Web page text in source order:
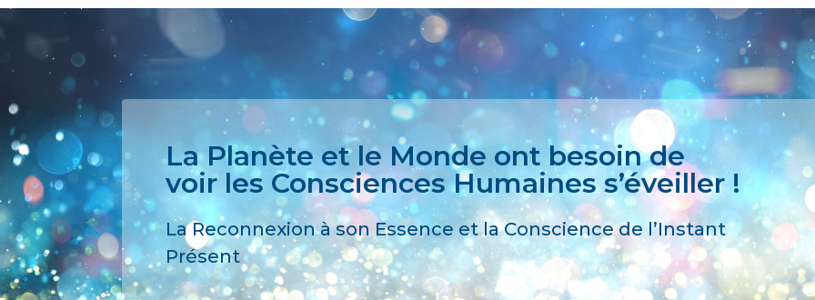
La Planète et le Monde ont besoin de
voir les Consciences Humaines s’éveiller !
La Reconnexion à son Essence et la Conscience de l’Instant
Présent